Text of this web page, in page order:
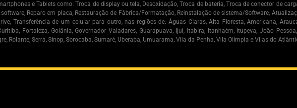
e Tablets como: Troca de display ou tela, Desoxidação, Troca de bateria, Troca de conector de
Reparo em placa, Restauração de Fábrica/Formatação, Reinstalação de sistema/Software,
Transferência de um celular para outro, nas regiões de: Águas Claras, Alta Floresta, Americana,
Fortaleza, Goiânia, Governador Valadares, Guarapuava, Ijuí, Itabira, Itanhaém, Itupeva, João
Rolante, Serra, Sinop, Sorocaba, Sumaré, Uberaba, Umuarama, Vila da Penha, Vila Olímpia e Vilas do